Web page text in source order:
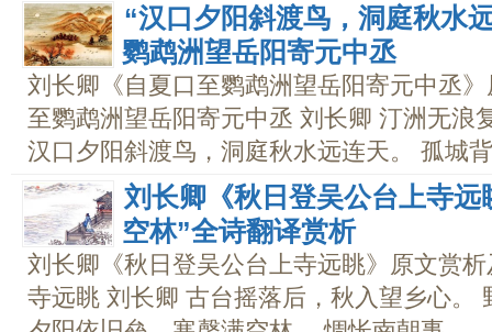
“汉口夕阳斜渡鸟，洞庭秋水
鹦鹉洲望岳阳寄元中丞
刘长卿《自夏口至鹦鹉洲望岳阳寄元中丞
至鹦鹉洲望岳阳寄元中丞 刘长卿 汀洲无浪
汉口夕阳斜渡鸟，洞庭秋水远连天。 孤城
刘长卿《秋日登吴公台上寺
空林”全诗翻译赏析
刘长卿《秋日登吴公台上寺远眺》原文赏
寺远眺 刘长卿 古台摇落后，秋入望乡心。